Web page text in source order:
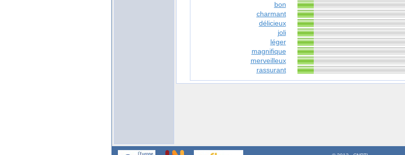
bon
charmant
délicieux
joli
léger
magnifique
merveilleux
rassurant